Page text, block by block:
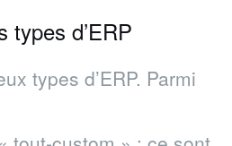
types d’ERP
types d’ERP. Parmi